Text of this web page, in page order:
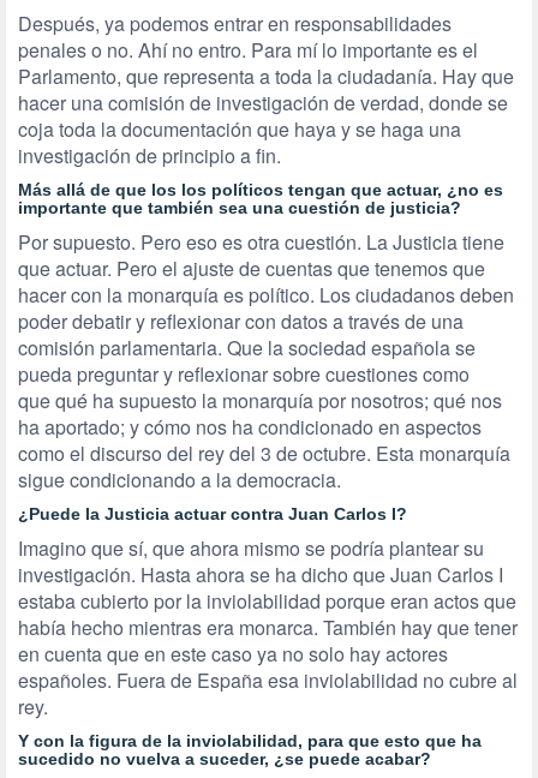
Después, ya podemos entrar en responsabilidades
penales o no. Ahí no entro. Para mí lo importante es el
Parlamento, que representa a toda la ciudadanía. Hay que
hacer una comisión de investigación de verdad, donde se
coja toda la documentación que haya y se haga una
investigación de principio a fin.
Más allá de que los los políticos tengan que actuar, ¿no es
importante que también sea una cuestión de justicia?
Por supuesto. Pero eso es otra cuestión. La Justicia tiene
que actuar. Pero el ajuste de cuentas que tenemos que
hacer con la monarquía es político. Los ciudadanos deben
poder debatir y reflexionar con datos a través de una
comisión parlamentaria. Que la sociedad española se
pueda preguntar y reflexionar sobre cuestiones como
que qué ha supuesto la monarquía por nosotros; qué nos
ha aportado; y cómo nos ha condicionado en aspectos
como el discurso del rey del 3 de octubre. Esta monarquía
sigue condicionando a la democracia.
¿Puede la Justicia actuar contra Juan Carlos I?
Imagino que sí, que ahora mismo se podría plantear su
investigación. Hasta ahora se ha dicho que Juan Carlos I
estaba cubierto por la inviolabilidad porque eran actos que
había hecho mientras era monarca. También hay que tener
en cuenta que en este caso ya no solo hay actores
españoles. Fuera de España esa inviolabilidad no cubre al
rey.
Y con la figura de la inviolabilidad, para que esto que ha
sucedido no vuelva a suceder, ¿se puede acabar?